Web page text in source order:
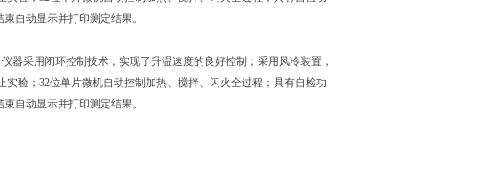
自动显示并打印测定结果。
器采用闭环控制技术，实现了升温速度的良好控制；采用风冷装置，
验；32位单片微机自动控制加热、搅拌、闪火全过程；具有自检功
自动显示并打印测定结果。